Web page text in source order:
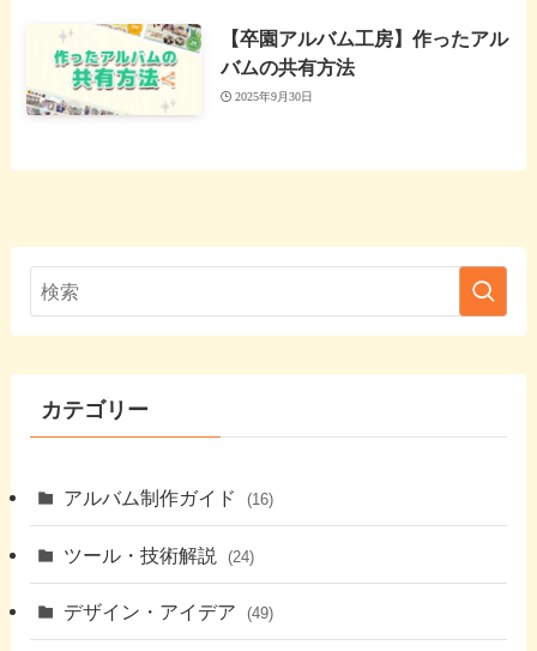
【卒園アルバム工房】作ったアル
バムの共有方法
2025年9月30日
カテゴリー
アルバム制作ガイド (16)
ツール・技術解説 (24)
デザイン・アイデア (49)